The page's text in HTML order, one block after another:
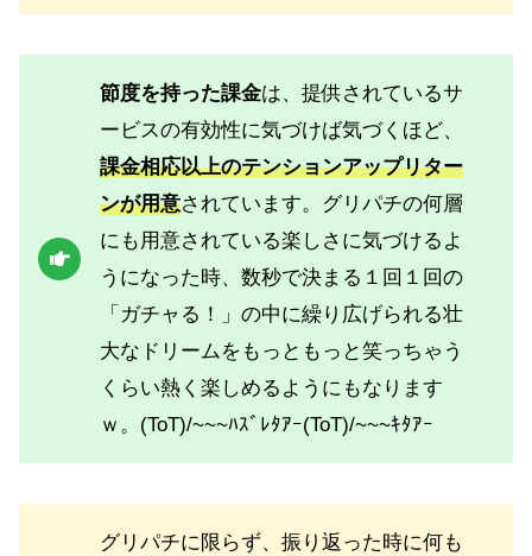
節度を持った課金は、提供されているサ
ービスの有効性に気づけば気づくほど、
課金相応以上のテンションアップリター
ンが用意されています。グリパチの何層
にも用意されている楽しさに気づけるよ
うになった時、数秒で決まる１回１回の
「ガチャる！」の中に繰り広げられる壮
大なドリームをもっともっと笑っちゃう
くらい熱く楽しめるようにもなります
ｗ。(ToT)/~~~ﾊｽﾞﾚﾀｱｰ(ToT)/~~~ｷﾀｱｰ
グリパチに限らず、振り返った時に何も